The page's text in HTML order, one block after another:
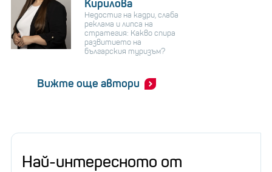
Кирилова
Недостиг на кадри, слаба
реклама и липса на
стратегия: Какво спира
развитието на
българския туризъм?
Вижте още автори
Най-интересното от